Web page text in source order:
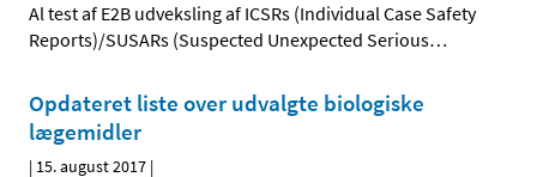
Al test af E2B udveksling af ICSRs (Individual Case Safety
Reports)/SUSARs (Suspected Unexpected Serious…
Opdateret liste over udvalgte biologiske
lægemidler
| 15. august 2017 |